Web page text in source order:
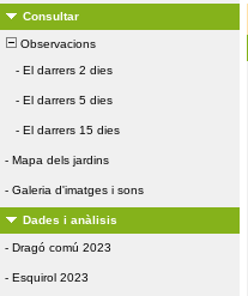
Consultar
Observacions
- El darrers 2 dies
- El darrers 5 dies
- El darrers 15 dies
- Mapa dels jardins
- Galeria d'imatges i sons
Dades i anàlisis
- Dragó comú 2023
- Esquirol 2023